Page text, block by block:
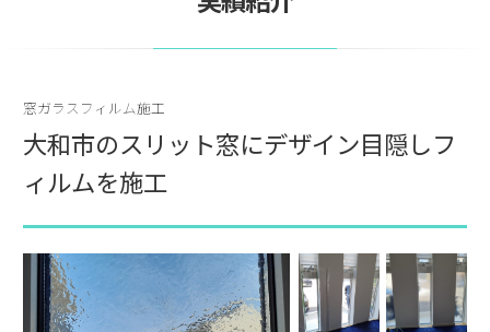
窓ガラスフィルム施工
大和市のスリット窓にデザイン目隠しフ
ィルムを施工